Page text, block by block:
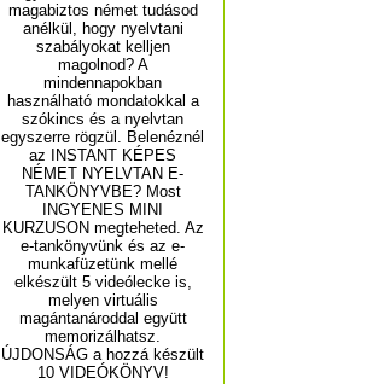
magabiztos német tudásod
anélkül, hogy nyelvtani
szabályokat kelljen
magolnod? A
mindennapokban
használható mondatokkal a
szókincs és a nyelvtan
egyszerre rögzül. Belenéznél
az INSTANT KÉPES
NÉMET NYELVTAN E-
TANKÖNYVBE? Most
INGYENES MINI
KURZUSON megteheted. Az
e-tankönyvünk és az e-
munkafüzetünk mellé
elkészült 5 videólecke is,
melyen virtuális
magántanároddal együtt
memorizálhatsz.
ÚJDONSÁG a hozzá készült
10 VIDEÓKÖNYV!